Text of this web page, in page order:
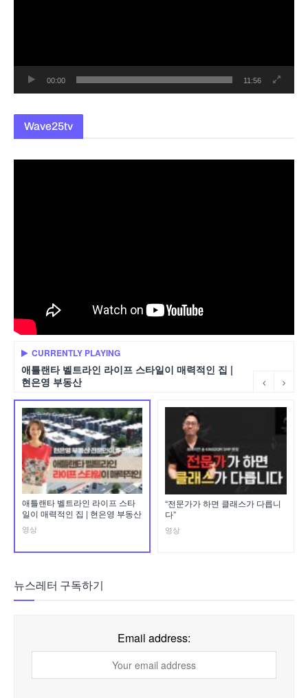
00:00 11:56
Wave25tv
CURRENTLY PLAYING
애틀랜타 벨트라인 라이프 스타일이 매력적인 집 |
현은영 부동산
애틀랜타 벨트라인 라이프 스타
일이 매력적인 집 | 현은영 부동산
영상
“전문가가 하면 클래스가 다릅니
다”
영상
뉴스레터 구독하기
Email address: